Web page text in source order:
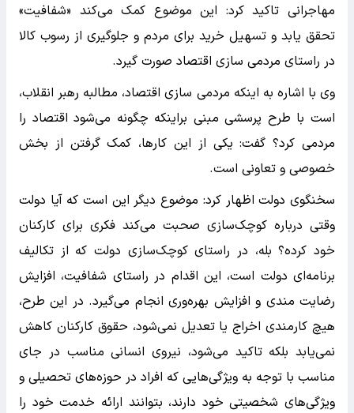
مهاجرانی تاکید کرد: این موضوع کمک می‌کند «شفافیت»
تحقق یابد و تسهیل خرید برای مردم و جلوگیری از رسوب کالا
در راستای مردمی سازی اقتصاد صورت گیرد.
وی با اشاره به اینکه مردمی سازی اقتصاد، مطالبه رهبر انقلاب،
است با طرح پرسشی مبنی براینکه چگونه می‌شود اقتصاد را
مردمی کرد؟ گفت: یکی از این کارها، کمک گرفتن از بخش
خصوصی و تعاونی است.
سخنگوی دولت اظهار کرد: موضوع دیگر این است که آیا دولت
وقتی درباره کوچک‌سازی صحبت می‌کند فکری برای کارکنان
خود کرده؟ بله، در راستای کوچک‌سازی دولت که از تکالیف
برنامه‌ای دولت است، این اقدام در راستای شفافیت، افزایش
رضایت مندی و افزایش بهره‌وری انجام می‌گیرد. در این طرح،
هیچ کارمندی اخراج یا تعدیل نمی‌شود، حقوق کارکنان کاهش
نمی‌یابد بلکه تاکید می‌شود، نیروی انسانی مناسب در جای
مناسب با توجه به ویژگی‌هایی که افراد در حوزه‌های تحصیلی و
ویژگی‌های شخصیتی خود دارند، بتوانند ارائه خدمت خود را